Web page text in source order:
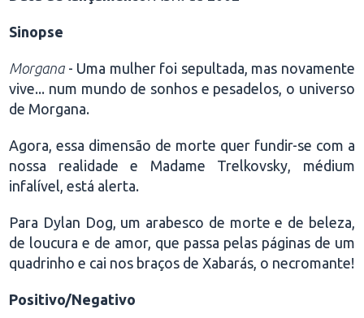
Sinopse
Morgana- Uma mulher foi sepultada, mas novamente
vive... num mundo de sonhos e pesadelos, o universo
de Morgana.
Agora, essa dimensão de morte quer fundir-se com a
nossa realidade e Madame Trelkovsky, médium
infalível, está alerta.
Para Dylan Dog, um arabesco de morte e de beleza,
de loucura e de amor, que passa pelas páginas de um
quadrinho e cai nos braços de Xabarás, o necromante!
Positivo/Negativo